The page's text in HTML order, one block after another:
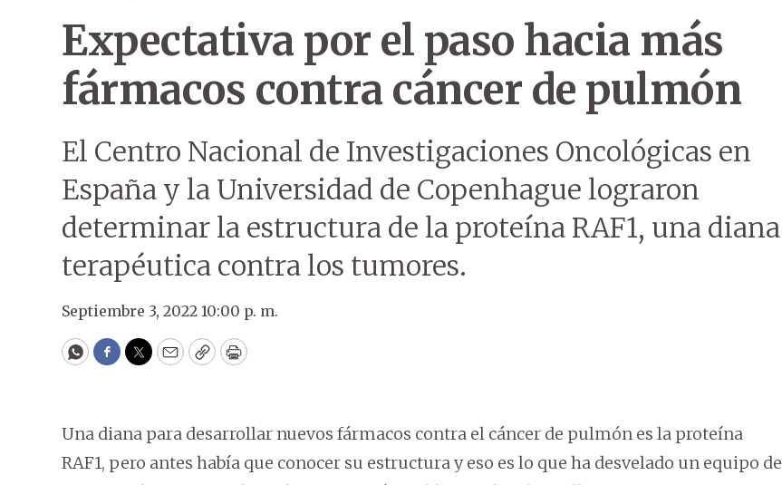
Expectativa por el paso hacia más
fármacos contra cáncer de pulmón
El Centro Nacional de Investigaciones Oncológicas en
España y la Universidad de Copenhague lograron
determinar la estructura de la proteína RAF1, una diana
terapéutica contra los tumores.
Septiembre 3, 2022 10:00 p. m.
WhatsApp
Facebook
Twitter
EmailCopyPrint
Una diana para desarrollar nuevos fármacos contra el cáncer de pulmón es la proteína
RAF1, pero antes había que conocer su estructura y eso es lo que ha desvelado un equipo de